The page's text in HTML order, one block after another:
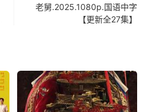
老舅.2025.1080p.国语中字
【更新全27集】